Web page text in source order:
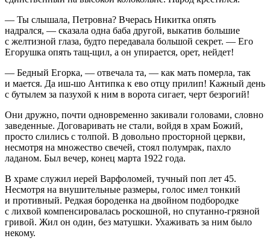
— Ты слышала, Петровна? Вчерась Никитка опять
надрался, — сказала одна баба другой, выкатив большие
с желтизной глаза, будто передавала большой секрет. — Его
Егорушка опять тащ-щил, а он упирается, орет, нейдет!
— Бедный Егорка, — отвечала та, — как мать померла, так
и мается. Да иш-шо Антипка к ево отцу прилип! Кажный день
с бутылем за пазухой к ним в ворота сигает, черт безрогий!
Они дружно, почти одновременно закивали головами, словно
заведенные. Договаривать не стали, войдя в храм Божий,
просто слились с толпой. В довольно просторной церкви,
несмотря на множество свечей, стоял полумрак, пахло
ладаном. Был вечер, конец марта 1922 года.
В храме служил иерей Варфоломей, тучный поп лет 45.
Несмотря на внушительные размеры, голос имел тонкий
и противный. Редкая бороденка на двойном подбородке
с лихвой компенсировалась роскошной, но спутанно-грязной
гривой. Жил он один, без матушки. Ухаживать за ним было
некому.